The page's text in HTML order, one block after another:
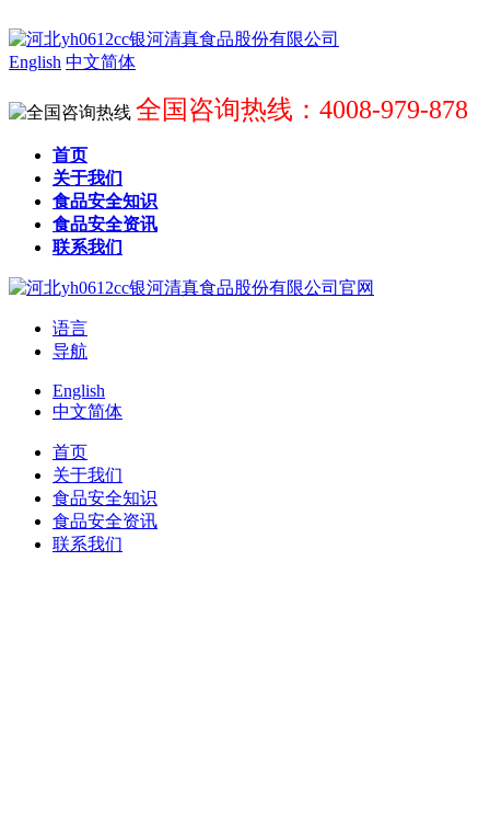
English 中文简体
全国咨询热线：4008-979-878
首页
关于我们
食品安全知识
食品安全资讯
联系我们
语言
导航
English
中文简体
首页
关于我们
食品安全知识
食品安全资讯
联系我们